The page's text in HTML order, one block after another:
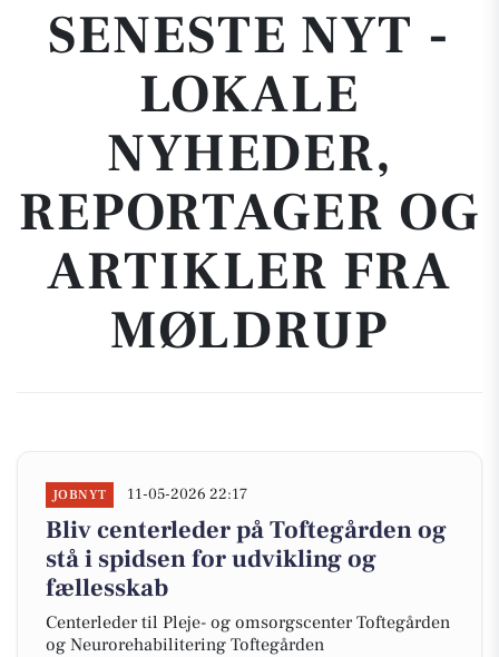
SENESTE NYT -
LOKALE
NYHEDER,
REPORTAGER OG
ARTIKLER FRA
MØLDRUP
JOBNYT 11-05-2026 22:17
Bliv centerleder på Toftegården og
stå i spidsen for udvikling og
fællesskab
Centerleder til Pleje- og omsorgscenter Toftegården
og Neurorehabilitering Toftegården